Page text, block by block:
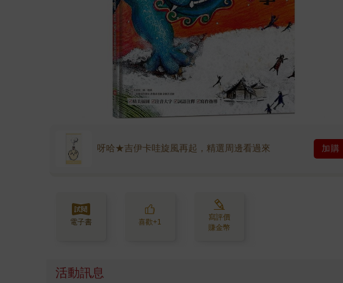
呀哈★吉伊卡哇旋風再起，精選周邊看過來 加購
電子書 喜歡+1
寫評價
賺金幣
活動訊息